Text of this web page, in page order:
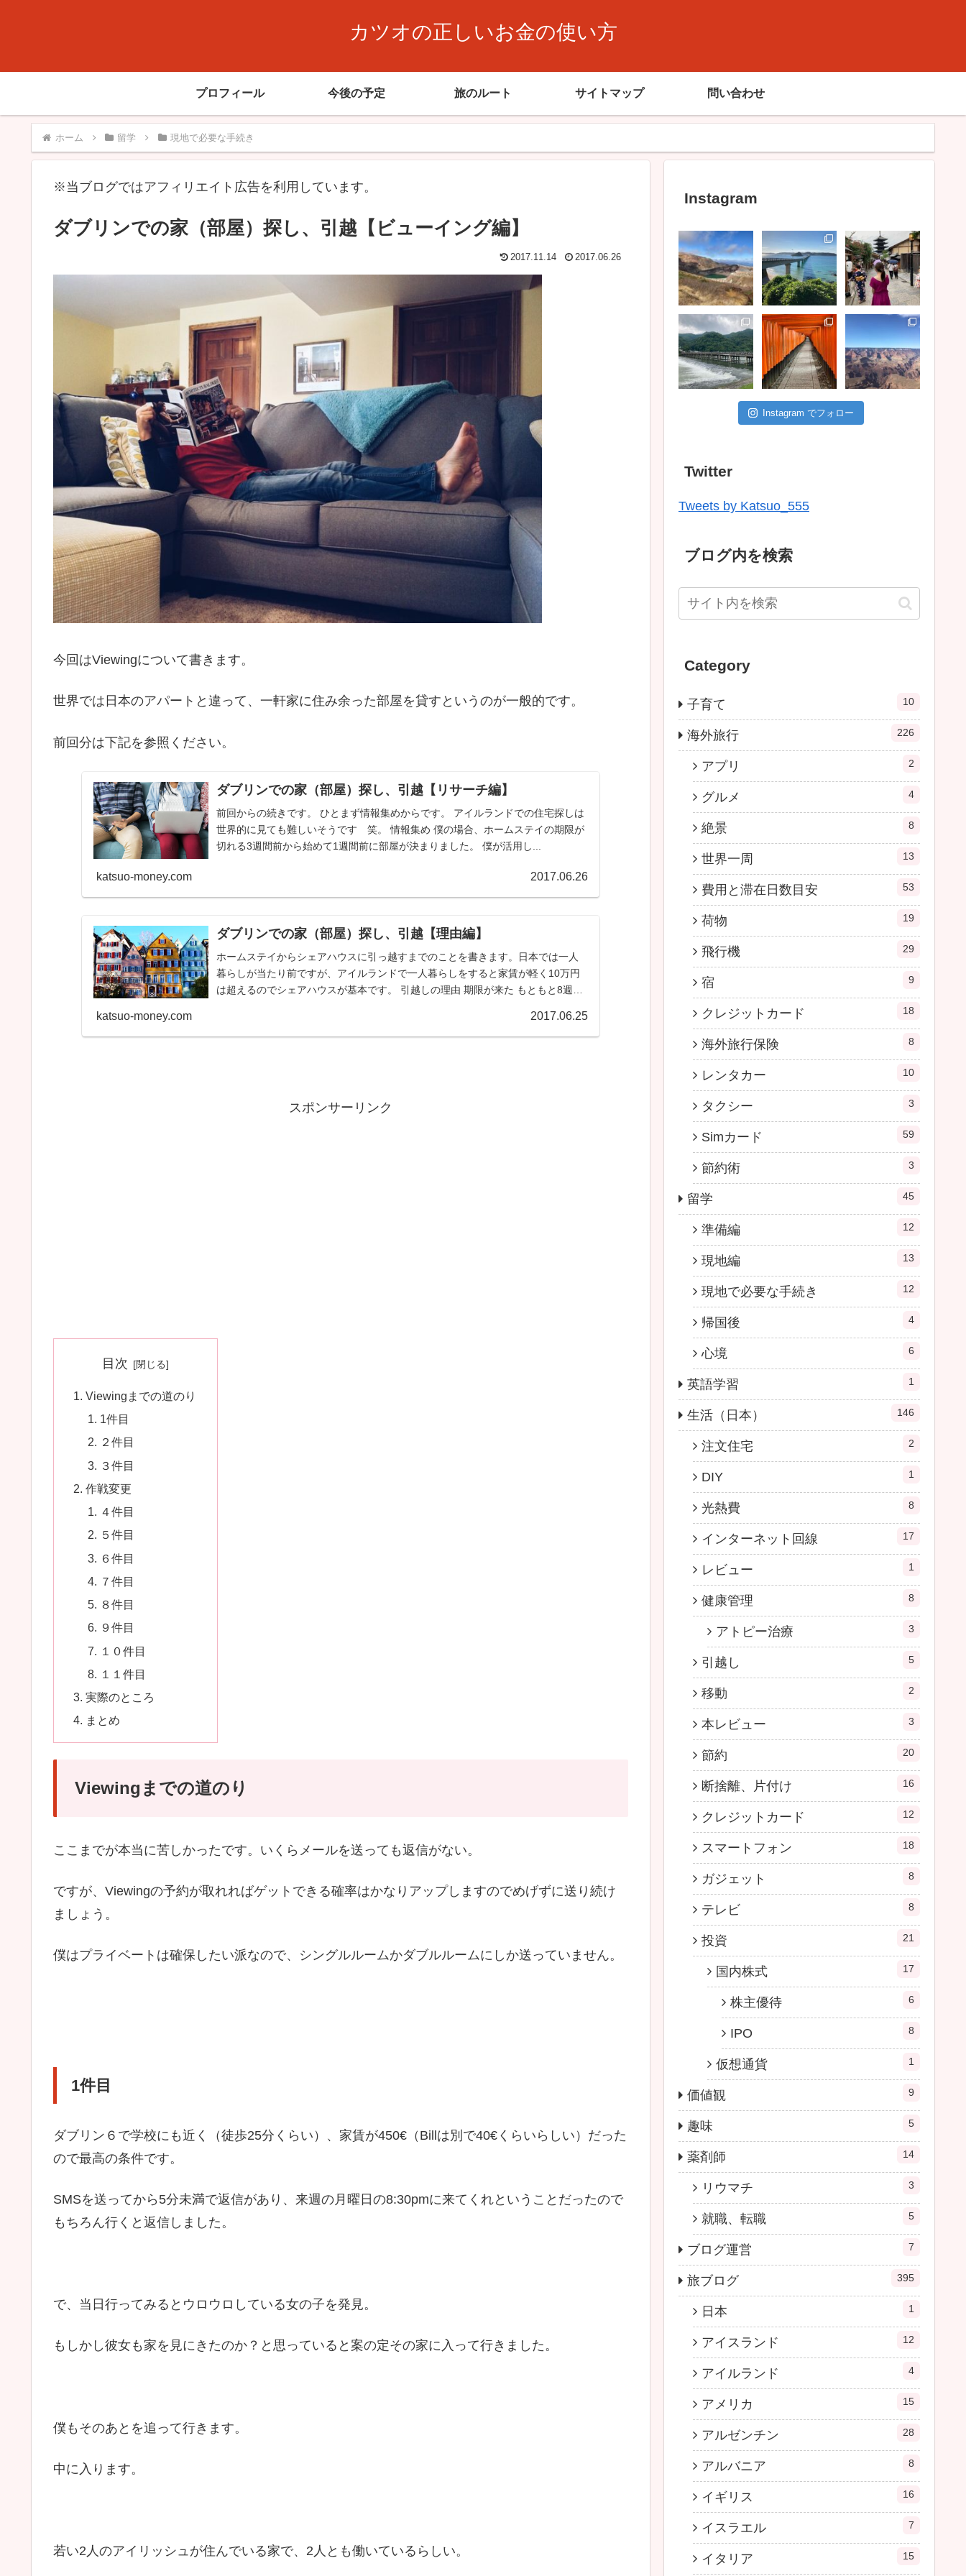
カツオの正しいお金の使い方
プロフィール 今後の予定 旅のルート サイトマップ 問い合わせ
ホーム 留学 現地で必要な手続き
※当ブログではアフィリエイト広告を利用しています。
ダブリンでの家（部屋）探し、引越【ビューイング編】
2017.11.14 2017.06.26
今回はViewingについて書きます。
世界では日本のアパートと違って、一軒家に住み余った部屋を貸すというのが一般的です。
前回分は下記を参照ください。
ダブリンでの家（部屋）探し、引越【リサーチ編】
前回からの続きです。 ひとまず情報集めからです。 アイルランドでの住宅探しは
世界的に見ても難しいそうです 笑。 情報集め 僕の場合、ホームステイの期限が
切れる3週間前から始めて1週間前に部屋が決まりました。 僕が活用し...
katsuo-money.com 2017.06.26
ダブリンでの家（部屋）探し、引越【理由編】
ホームステイからシェアハウスに引っ越すまでのことを書きます。日本では一人
暮らしが当たり前ですが、アイルランドで一人暮らしをすると家賃が軽く10万円
は超えるのでシェアハウスが基本です。 引越しの理由 期限が来た もともと8週間
katsuo-money.com 2017.06.25
スポンサーリンク
目次
Viewingまでの道のり
1件目
２件目
３件目
作戦変更
４件目
５件目
６件目
７件目
８件目
９件目
１０件目
１１件目
実際のところ
まとめ
Viewingまでの道のり
ここまでが本当に苦しかったです。いくらメールを送っても返信がない。
ですが、Viewingの予約が取れればゲットできる確率はかなりアップしますのでめげずに送り続け
ましょう。
僕はプライベートは確保したい派なので、シングルルームかダブルルームにしか送っていません。
1件目
ダブリン６で学校にも近く（徒歩25分くらい）、家賃が450€（Billは別で40€くらいらしい）だった
ので最高の条件です。
SMSを送ってから5分未満で返信があり、来週の月曜日の8:30pmに来てくれということだったので
もちろん行くと返信しました。
で、当日行ってみるとウロウロしている女の子を発見。
もしかし彼女も家を見にきたのか？と思っていると案の定その家に入って行きました。
僕もそのあとを追って行きます。
中に入ります。
若い2人のアイリッシュが住んでいる家で、2人とも働いているらしい。
Instagram
Instagram でフォロー
Twitter
Tweets by Katsuo_555
ブログ内を検索
Category
子育て 10
海外旅行 226
アプリ 2
グルメ 4
絶景 8
世界一周 13
費用と滞在日数目安 53
荷物 19
飛行機 29
宿 9
クレジットカード 18
海外旅行保険 8
レンタカー 10
タクシー 3
Simカード 59
節約術 3
留学 45
準備編 12
現地編 13
現地で必要な手続き 12
帰国後 4
心境 6
英語学習 1
生活（日本） 146
注文住宅 2
DIY 1
光熱費 8
インターネット回線 17
レビュー 1
健康管理 8
アトピー治療 3
引越し 5
移動 2
本レビュー 3
節約 20
断捨離、片付け 16
クレジットカード 12
スマートフォン 18
ガジェット 8
テレビ 8
投資 21
国内株式 17
株主優待 6
IPO 8
仮想通貨 1
価値観 9
趣味 5
薬剤師 14
リウマチ 3
就職、転職 5
ブログ運営 7
旅ブログ 395
日本 1
アイスランド 12
アイルランド 4
アメリカ 15
アルゼンチン 28
アルバニア 8
イギリス 16
イスラエル 7
イタリア 15